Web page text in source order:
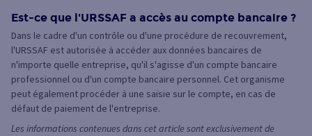
Est-ce que l'URSSAF a accès au compte bancaire ?
Dans le cadre d'un contrôle ou d'une procédure de recouvrement,
l'URSSAF est autorisée à accéder aux données bancaires de
n'importe quelle entreprise, qu'il s'agisse d'un compte bancaire
professionnel ou d'un compte bancaire personnel. Cet organisme
peut également procéder à une saisie sur le compte, en cas de
défaut de paiement de l'entreprise.
Les informations contenues dans cet article sont exclusivement de